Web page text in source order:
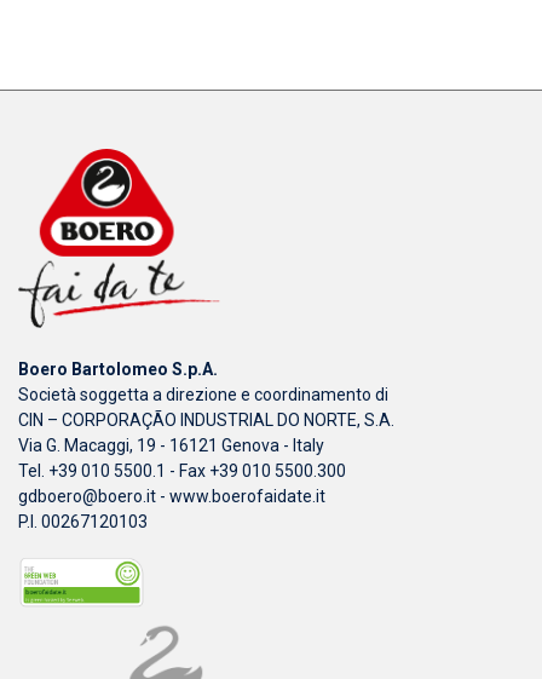
Boero Bartolomeo S.p.A.
Società soggetta a direzione e coordinamento di
CIN – CORPORAÇÃO INDUSTRIAL DO NORTE, S.A.
Via G. Macaggi, 19 - 16121 Genova - Italy
Tel. +39 010 5500.1 - Fax +39 010 5500.300
gdboero@boero.it - www.boerofaidate.it
P.I. 00267120103